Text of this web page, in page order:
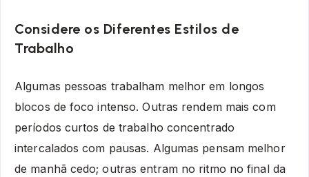
Considere os Diferentes Estilos de
Trabalho
Algumas pessoas trabalham melhor em longos
blocos de foco intenso. Outras rendem mais com
períodos curtos de trabalho concentrado
intercalados com pausas. Algumas pensam melhor
de manhã cedo; outras entram no ritmo no final da